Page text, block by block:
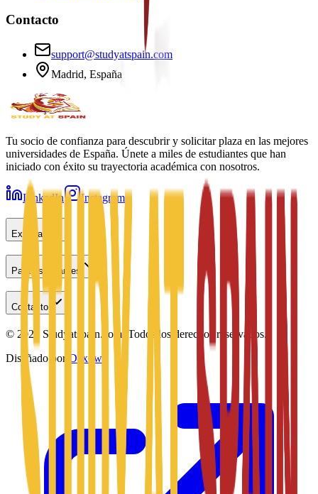
Contacto
support@studyatspain.com
Madrid, España
Tu socio de confianza para descubrir y solicitar plaza en las mejores
universidades de España. Únete a miles de estudiantes que han
iniciado con éxito su trayectoria académica con nosotros.
LinkedIn Instagram
Explorar
Para estudiantes
Contacto
© 2026 Studyatspain.com. Todos los derechos reservados.
Diseñado por Daxow